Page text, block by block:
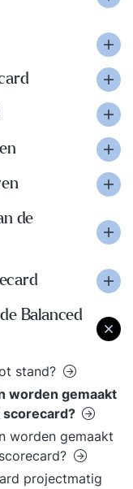
de
Balanced
stand?
worden gemaakt
scorecard?
worden gemaakt
projectmatig